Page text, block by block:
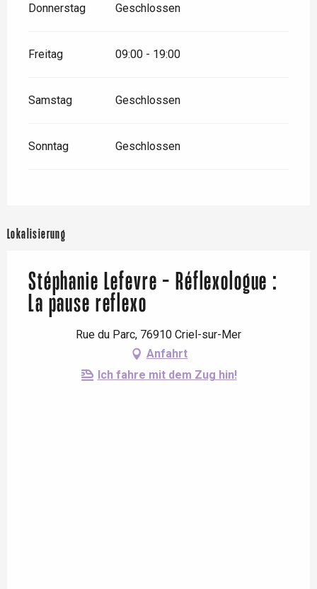
Donnerstag Geschlossen
Freitag 09:00 - 19:00
Samstag Geschlossen
Sonntag Geschlossen
Lokalisierung
Stéphanie Lefevre - Réflexologue :
La pause reflexo
Rue du Parc, 76910 Criel-sur-Mer
Anfahrt
Ich fahre mit dem Zug hin!